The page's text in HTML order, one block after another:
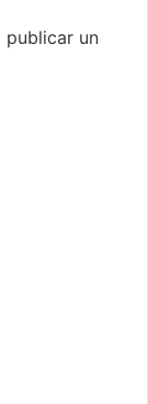
publicar un